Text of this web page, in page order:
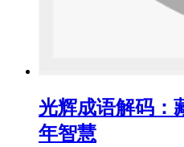
光辉成语解码：
年智慧